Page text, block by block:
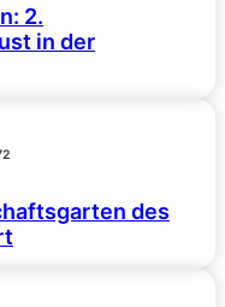
2.
in der
des